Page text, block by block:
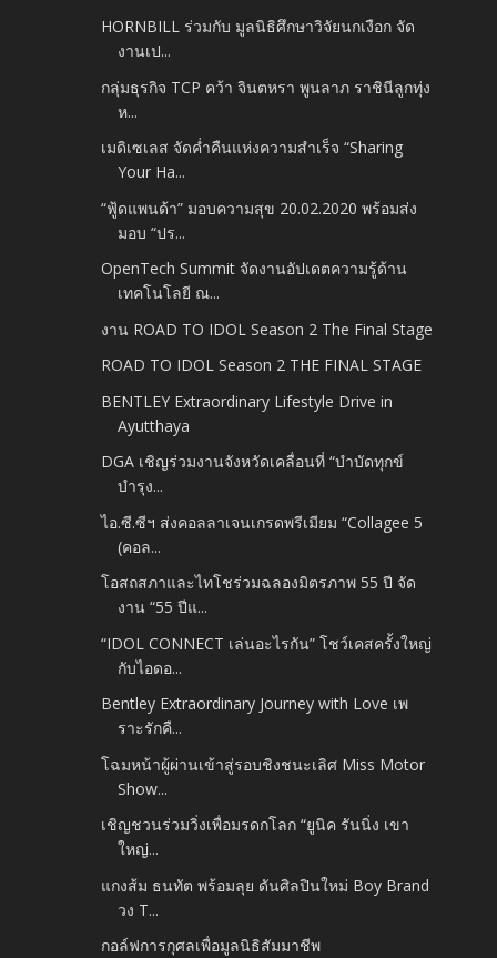
HORNBILL ร่วมกับ มูลนิธิศึกษาวิจัยนกเงือก จัด
งานเป...
กลุ่มธุรกิจ TCP คว้า จินตหรา พูนลาภ ราชินีลูกทุ่ง
ห...
เมดิเซเลส จัดค่ำคืนแห่งความสำเร็จ “Sharing
Your Ha...
“ฟู้ดแพนด้า” มอบความสุข 20.02.2020 พร้อมส่ง
มอบ “ปร...
OpenTech Summit จัดงานอัปเดตความรู้ด้าน
เทคโนโลยี ณ...
งาน ROAD TO IDOL Season 2 The Final Stage
ROAD TO IDOL Season 2 THE FINAL STAGE
BENTLEY Extraordinary Lifestyle Drive in
Ayutthaya
DGA เชิญร่วมงานจังหวัดเคลื่อนที่ “บำบัดทุกข์
บำรุง...
ไอ.ซี.ซีฯ ส่งคอลลาเจนเกรดพรีเมียม “Collagee 5
(คอล...
โอสถสภาและไทโชร่วมฉลองมิตรภาพ 55 ปี จัด
งาน “55 ปีแ...
“IDOL CONNECT เล่นอะไรกัน” โชว์เคสครั้งใหญ่
กับไอดอ...
Bentley Extraordinary Journey with Love เพ
ราะรักคื...
โฉมหน้าผู้ผ่านเข้าสู่รอบชิงชนะเลิศ Miss Motor
Show...
เชิญชวนร่วมวิ่งเพื่อมรดกโลก “ยูนิค รันนิ่ง เขา
ใหญ่...
แกงส้ม ธนทัต พร้อมลุย ดันศิลปินใหม่ Boy Brand
วง T...
กอล์ฟการกุศลเพื่อมูลนิธิสัมมาชีพ